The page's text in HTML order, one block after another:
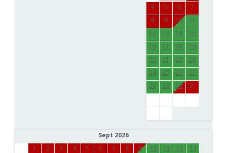
4
5 6
7
8
9 10
11
12
13 14
15
16
17 18
19
20
21 22
23
24
25 26
27
28
29 30 31
Sept 2026
1
2 3 4 5 6 7 8 9 10 11 12
13